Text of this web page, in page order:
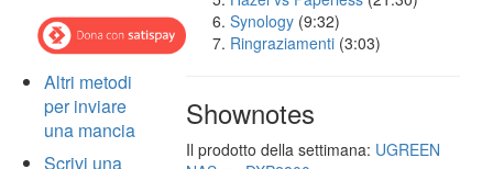
Altri metodi
per inviare
una mancia
Scrivi una
Synology (9:32)
Ringraziamenti (3:03)
Shownotes
Il prodotto della settimana: UGREEN